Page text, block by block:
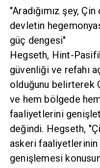
dengesi"
Hegseth, Hint-
güvenliği ve refahı
olduğunu belirterek
hem bölgede hem de
faaliyetlerini
değindi. Hegseth,
askeri faaliyetlerinin
genişlemesi
dedi. Hegseth, "Bu
gerçekçi bir